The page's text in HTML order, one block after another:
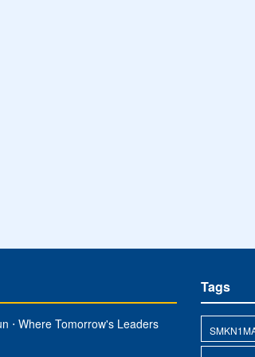
⋅ Where Tomorrow's Leaders
Tags